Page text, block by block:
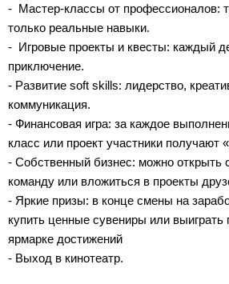
- Мастер-классы от профессионалов:
только реальные навыки.
- Игровые проекты и квесты: каждый
приключение.
- Развитие soft skills: лидерство,
коммуникация.
- Финансовая игра: за каждое
класс или проект участники получают
- Собственный бизнес: можно открыть
команду или вложиться в проекты
- Яркие призы: в конце смены на
купить ценные сувениры или выиграть
ярмарке достижений
- Выход в кинотеатр.